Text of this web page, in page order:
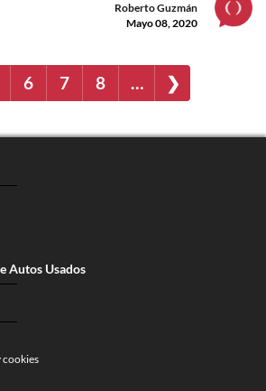
Roberto Guzmán
Mayo 08, 2020
6 7 8 … ❯
Autos Usados
cookies